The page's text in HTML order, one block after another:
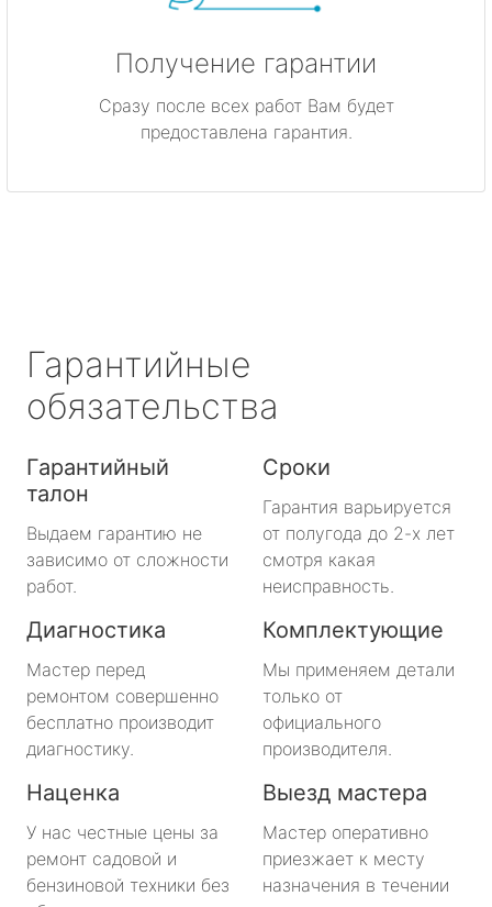
Получение гарантии
Сразу после всех работ Вам будет
предоставлена гарантия.
Гарантийные
обязательства
Гарантийный
талон
Выдаем гарантию не
зависимо от сложности
работ.
Сроки
Гарантия варьируется
от полугода до 2-х лет
смотря какая
неисправность.
Диагностика
Мастер перед
ремонтом совершенно
бесплатно производит
диагностику.
Комплектующие
Мы применяем детали
только от
официального
производителя.
Наценка
У нас честные цены за
ремонт садовой и
бензиновой техники без
Выезд мастера
Мастер оперативно
приезжает к месту
назначения в течении